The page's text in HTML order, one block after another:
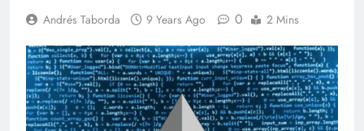
Andrés Taborda 9 Years Ago 0 2 Mins